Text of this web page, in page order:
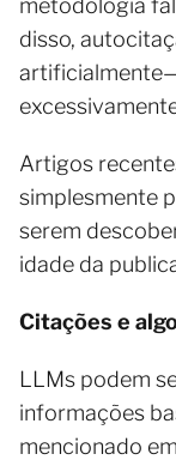
metodologia
disso,
Artigos
simplesmente
serem
idade da
Citações e
LLMs podem
informações
mencionado